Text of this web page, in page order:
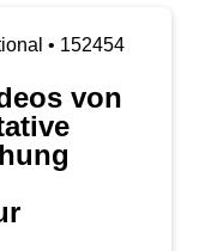
• 152454
von